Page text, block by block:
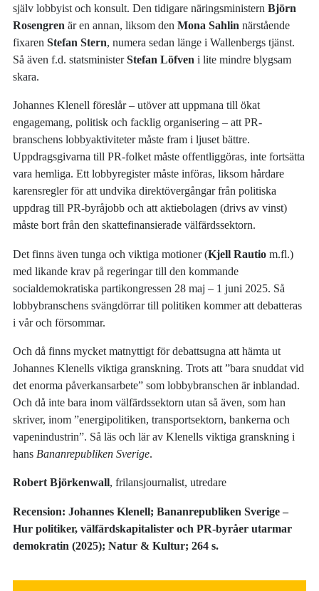
själv lobbyist och konsult. Den tidigare näringsministernBjörn
Rosengren är en annan, liksom denMona Sahlin närstående
fixarenStefan Stern, numera sedan länge i Wallenbergs tjänst.
Så även f.d. statsministerStefan Löfven i lite mindre blygsam
skara.
Johannes Klenell föreslår – utöver att uppmana till ökat
engagemang, politisk och facklig organisering – att PR-
branschens lobbyaktiviteter måste fram i ljuset bättre.
Uppdragsgivarna till PR-folket måste offentliggöras, inte fortsätta
vara hemliga. Ett lobbyregister måste införas, liksom hårdare
karensregler för att undvika direktövergångar från politiska
uppdrag till PR-byråjobb och att aktiebolagen (drivs av vinst)
måste bort från den skattefinansierade välfärdssektorn.
Det finns även tunga och viktiga motioner (Kjell Rautio m.fl.)
med likande krav på regeringar till den kommande
socialdemokratiska partikongressen 28 maj – 1 juni 2025. Så
lobbybranschens svängdörrar till politiken kommer att debatteras
i vår och försommar.
Och då finns mycket matnyttigt för debattsugna att hämta ut
Johannes Klenells viktiga granskning. Trots att ”bara snuddat vid
det enorma påverkansarbete” som lobbybranschen är inblandad.
Och då inte bara inom välfärdssektorn utan så även, som han
skriver, inom ”energipolitiken, transportsektorn, bankerna och
vapenindustrin”. Så läs och lär av Klenells viktiga granskning i
hansBananrepubliken Sverige.
Robert Björkenwall, frilansjournalist, utredare
Recension: Johannes Klenell; Bananrepubliken Sverige –
Hur politiker, välfärdskapitalister och PR-byråer utarmar
demokratin (2025); Natur & Kultur; 264 s.